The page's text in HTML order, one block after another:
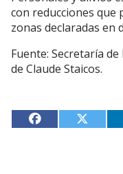
con reducciones que
zonas declaradas en
Fuente: Secretaría
de Claude Staicos.